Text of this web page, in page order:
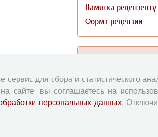
Памятка рецензенту
Форма рецензии
Экономические и
Проблемы
сервис для сбора и статистического
сайте, вы соглашаетесь на
персональных данных.